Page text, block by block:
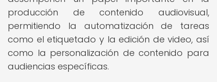
producción de contenido audiovisual,
permitiendo la automatización de tareas
como el etiquetado y la edición de video, así
como la personalización de contenido para
audiencias específicas.